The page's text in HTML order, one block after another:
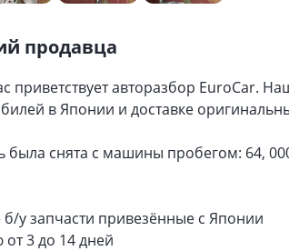
продавца
приветствует авторазбор EuroCar.
в Японии и доставке
была снята с машины пробегом: 64,
у запчасти привезённые с Японии
3 до 14 дней